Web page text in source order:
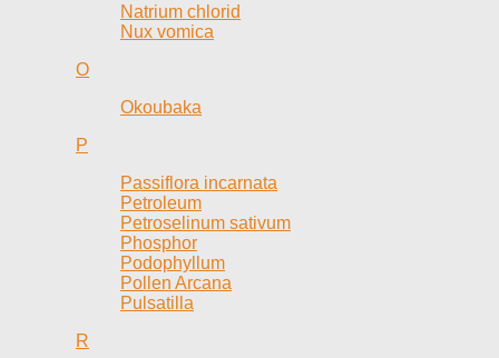
Natrium chlorid
Nux vomica
O
Okoubaka
P
Passiflora incarnata
Petroleum
Petroselinum sativum
Phosphor
Podophyllum
Pollen Arcana
Pulsatilla
R